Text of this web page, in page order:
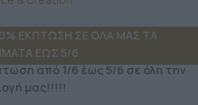
ΕΚΠΤΩΣΗ ΣΕ ΟΛΑ ΜΑΣ ΤΑ
ΕΩΣ 5/6
από 1/6 έως 5/6 σε όλη την
μας!!!!!